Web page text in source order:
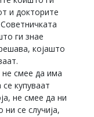
и докторите
ги знае
којашто
не смее да има
купуваат
не смее да ни
се случија,